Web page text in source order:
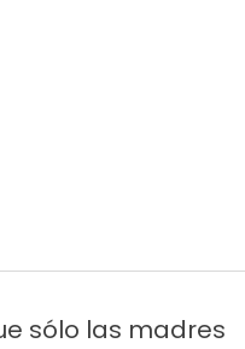
sólo las madres